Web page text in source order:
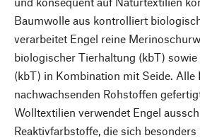
Baumwolle aus kontrolliert
verarbeitet Engel reine
biologischer Tierhaltung (kbT)
(kbT) in Kombination mit Seide. Alle
nachwachsenden Rohstoffen
Wolltextilien verwendet Engel
Reaktivfarbstoffe, die sich